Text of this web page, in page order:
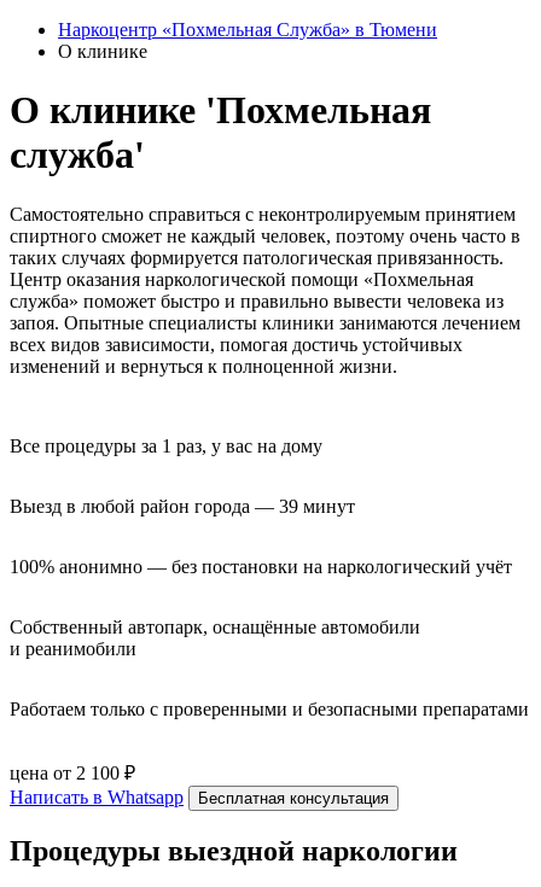
Наркоцентр «Похмельная Служба» в Тюмени
О клинике
О клинике 'Похмельная
служба'
Самостоятельно справиться с неконтролируемым принятием
спиртного сможет не каждый человек, поэтому очень часто в
таких случаях формируется патологическая привязанность.
Центр оказания наркологической помощи «Похмельная
служба» поможет быстро и правильно вывести человека из
запоя. Опытные специалисты клиники занимаются лечением
всех видов зависимости, помогая достичь устойчивых
изменений и вернуться к полноценной жизни.
Все процедуры за 1 раз, у вас на дому
Выезд в любой район города — 39 минут
100% анонимно — без постановки на наркологический учёт
Собственный автопарк, оснащённые автомобили
и реанимобили
Работаем только с проверенными и безопасными препаратами
цена от 2 100 ₽
Написать в Whatsapp
Бесплатная консультация
Процедуры выездной наркологии